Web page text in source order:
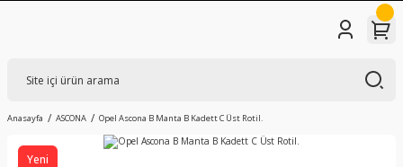
Anasayfa ASCONA Opel Ascona B Manta B Kadett C Üst Rotil.
Yeni